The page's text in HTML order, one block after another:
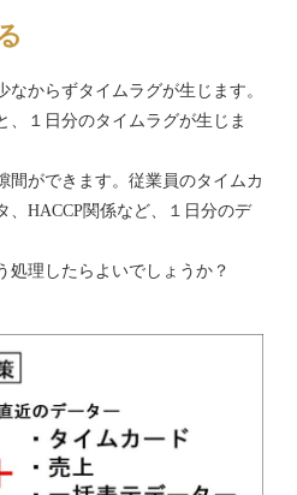
からずタイムラグが生じます。
、１日分のタイムラグが生じま
間ができます。従業員のタイムカ
、HACCP関係など、１日分のデ
処理したらよいでしょうか？